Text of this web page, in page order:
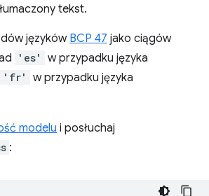
tekst.
języków BCP 47 jako ciągów
'es'
w przypadku języka
'fr'
w przypadku języka
modelu i posłuchaj
: